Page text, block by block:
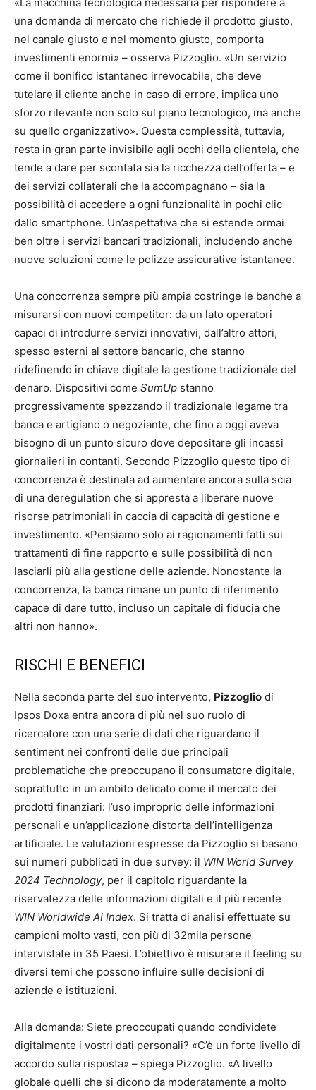
una domanda di mercato che richiede il prodotto giusto,
nel canale giusto e nel momento giusto, comporta
investimenti enormi» – osserva Pizzoglio. «Un servizio
come il bonifico istantaneo irrevocabile, che deve
tutelare il cliente anche in caso di errore, implica uno
sforzo rilevante non solo sul piano tecnologico, ma anche
su quello organizzativo». Questa complessità, tuttavia,
resta in gran parte invisibile agli occhi della clientela, che
tende a dare per scontata sia la ricchezza dell’offerta – e
dei servizi collaterali che la accompagnano – sia la
possibilità di accedere a ogni funzionalità in pochi clic
dallo smartphone. Un’aspettativa che si estende ormai
ben oltre i servizi bancari tradizionali, includendo anche
nuove soluzioni come le polizze assicurative istantanee.
Una concorrenza sempre più ampia costringe le banche a
misurarsi con nuovi competitor: da un lato operatori
capaci di introdurre servizi innovativi, dall’altro attori,
spesso esterni al settore bancario, che stanno
ridefinendo in chiave digitale la gestione tradizionale del
denaro. Dispositivi come SumUp stanno
progressivamente spezzando il tradizionale legame tra
banca e artigiano o negoziante, che fino a oggi aveva
bisogno di un punto sicuro dove depositare gli incassi
giornalieri in contanti. Secondo Pizzoglio questo tipo di
concorrenza è destinata ad aumentare ancora sulla scia
di una deregulation che si appresta a liberare nuove
risorse patrimoniali in caccia di capacità di gestione e
investimento. «Pensiamo solo ai ragionamenti fatti sui
trattamenti di fine rapporto e sulle possibilità di non
lasciarli più alla gestione delle aziende. Nonostante la
concorrenza, la banca rimane un punto di riferimento
capace di dare tutto, incluso un capitale di fiducia che
altri non hanno».
RISCHI E BENEFICI
Nella seconda parte del suo intervento, Pizzoglio di
Ipsos Doxa entra ancora di più nel suo ruolo di
ricercatore con una serie di dati che riguardano il
sentiment nei confronti delle due principali
problematiche che preoccupano il consumatore digitale,
soprattutto in un ambito delicato come il mercato dei
prodotti finanziari: l’uso improprio delle informazioni
personali e un’applicazione distorta dell’intelligenza
artificiale. Le valutazioni espresse da Pizzoglio si basano
sui numeri pubblicati in due survey: il WIN World Survey
2024 Technology, per il capitolo riguardante la
riservatezza delle informazioni digitali e il più recente
WIN Worldwide AI Index. Si tratta di analisi effettuate su
campioni molto vasti, con più di 32mila persone
intervistate in 35 Paesi. L’obiettivo è misurare il feeling su
diversi temi che possono influire sulle decisioni di
aziende e istituzioni.
Alla domanda: Siete preoccupati quando condividete
digitalmente i vostri dati personali? «C’è un forte livello di
accordo sulla risposta» – spiega Pizzoglio. «A livello
globale quelli che si dicono da moderatamente a molto